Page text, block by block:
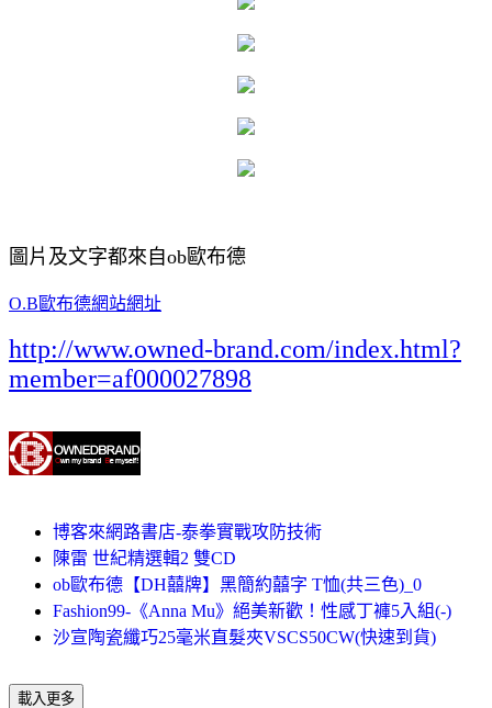
圖片及文字都來自ob歐布德
O.B歐布德網站網址
http://www.owned-brand.com/index.html?
member=af000027898
博客來網路書店-泰拳實戰攻防技術
陳雷 世紀精選輯2 雙CD
ob歐布德【DH囍牌】黑簡約囍字 T恤(共三色)_0
Fashion99-《Anna Mu》絕美新歡！性感丁褲5入組(-)
沙宣陶瓷纖巧25毫米直髮夾VSCS50CW(快速到貨)
載入更多